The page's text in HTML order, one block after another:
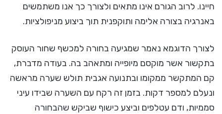
חיינו. לרוב הגורם אינו מתאים ולצורך כך אנו משתמשים
באנרגיה בצורה אלימה ותוקפנית תוך ביצוע מניפולציות.
לצורך הדוגמא נאמר שמגיעה בחורה למכשף שחור העוסק
בתקשור אשר מוקסם מיופייה ומתאהב בה. בעודה מדברת,
קם המתקשר ממקומו ובתנועה אגבית תולש שערה מראשה
ונעלם למספר דקות. בזמן זה רקח עם השערה שבידו עיני
סממיות, ודם עטלפים וביצע כישוף שביקש שהבחורה